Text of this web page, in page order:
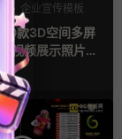
企业宣传模板
款3D空间多屏
视频展示照片墙